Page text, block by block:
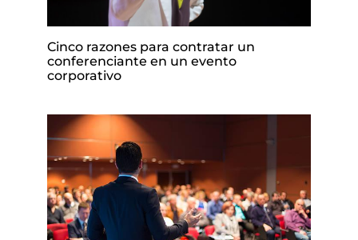
Cinco razones para contratar un
conferenciante en un evento
corporativo